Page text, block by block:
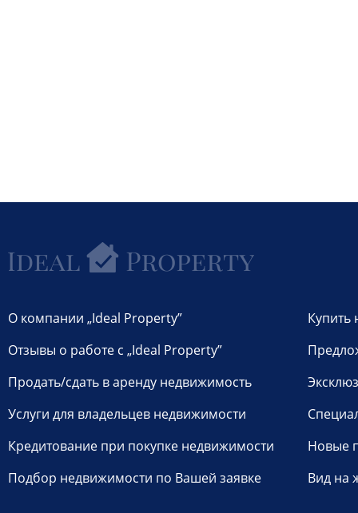
О компании „Ideal Property”
Отзывы о работе с „Ideal Property”
Продать/сдать в аренду недвижимость
Услуги для владельцев недвижимости
Кредитование при покупке недвижимости
Подбор недвижимости по Вашей заявке
Купить
Новые
Вид на